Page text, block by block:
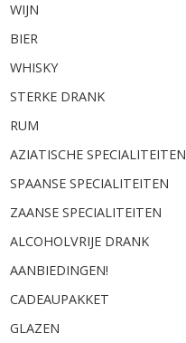
WIJN
BIER
WHISKY
STERKE DRANK
RUM
AZIATISCHE SPECIALITEITEN
SPAANSE SPECIALITEITEN
ZAANSE SPECIALITEITEN
ALCOHOLVRIJE DRANK
AANBIEDINGEN!
CADEAUPAKKET
GLAZEN